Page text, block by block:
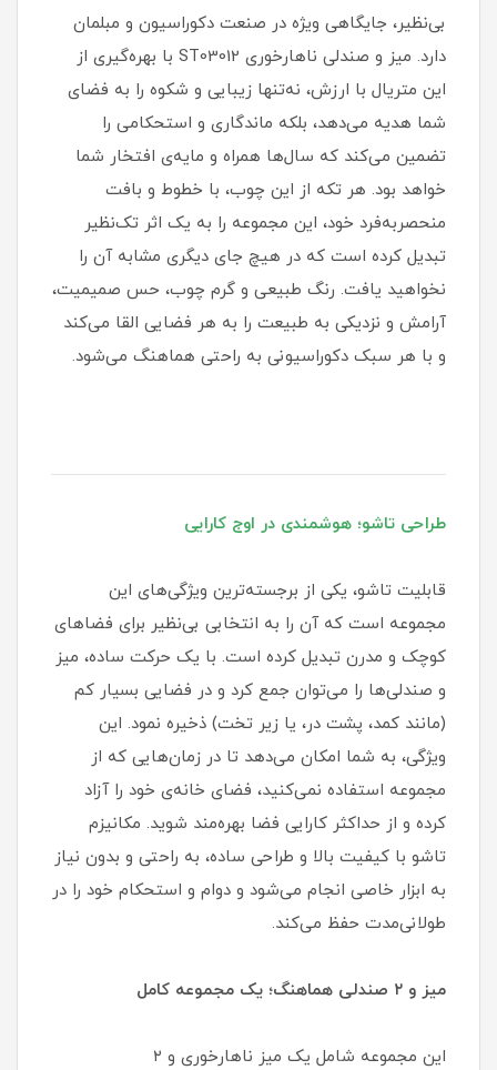
بی‌نظیر، جایگاهی ویژه در صنعت دکوراسیون و مبلمان
دارد. میز و صندلی ناهارخوری ST03012 با بهره‌گیری از
این متریال با ارزش، نه‌تنها زیبایی و شکوه را به فضای
شما هدیه می‌دهد، بلکه ماندگاری و استحکامی را
تضمین می‌کند که سال‌ها همراه و مایه‌ی افتخار شما
خواهد بود. هر تکه از این چوب، با خطوط و بافت
منحصربه‌فرد خود، این مجموعه را به یک اثر تک‌نظیر
تبدیل کرده است که در هیچ جای دیگری مشابه آن را
نخواهید یافت. رنگ طبیعی و گرم چوب، حس صمیمیت،
آرامش و نزدیکی به طبیعت را به هر فضایی القا می‌کند
و با هر سبک دکوراسیونی به راحتی هماهنگ می‌شود.
طراحی تاشو؛ هوشمندی در اوج کارایی
قابلیت تاشو، یکی از برجسته‌ترین ویژگی‌های این
مجموعه است که آن را به انتخابی بی‌نظیر برای فضاهای
کوچک و مدرن تبدیل کرده است. با یک حرکت ساده، میز
و صندلی‌ها را می‌توان جمع کرد و در فضایی بسیار کم
(مانند کمد، پشت در، یا زیر تخت) ذخیره نمود. این
ویژگی، به شما امکان می‌دهد تا در زمان‌هایی که از
مجموعه استفاده نمی‌کنید، فضای خانه‌ی خود را آزاد
کرده و از حداکثر کارایی فضا بهره‌مند شوید. مکانیزم
تاشو با کیفیت بالا و طراحی ساده، به راحتی و بدون نیاز
به ابزار خاصی انجام می‌شود و دوام و استحکام خود را در
طولانی‌مدت حفظ می‌کند.
میز و ۲ صندلی هماهنگ؛ یک مجموعه کامل
این مجموعه شامل یک میز ناهارخوری و ۲